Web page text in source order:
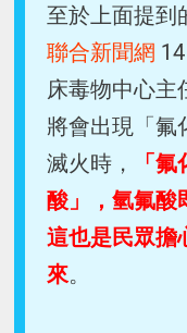
至於上面提到
聯合新聞網
床毒物中心主
將會出現「氟
滅火時，
「
酸」，氫氟酸
這也是民眾擔
來。